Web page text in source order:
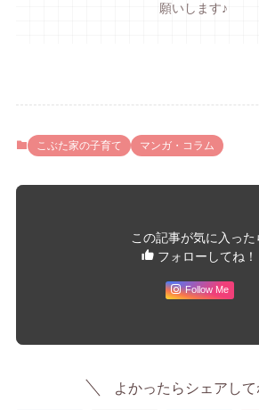
願いします♪
こぶた家の子育て マンガ・コラム
この記事が気に入った
フォローしてね！
Follow Me
よかったらシェアして